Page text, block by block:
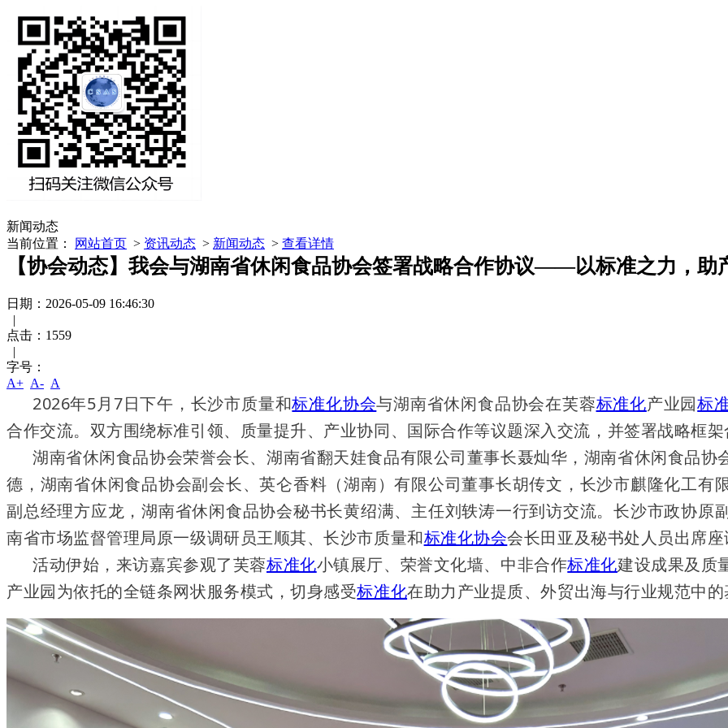
新闻动态
当前位置：
网站首页 > 资讯动态 > 新闻动态 > 查看详情
【协会动态】我会与湖南省休闲食品协会签署战略合作协议——以标准之力，助
日期：2026-05-09 16:46:30
|
点击： 1559
|
字号：
A+ A- A
2026年5月7日下午，长沙市质量和标准化协会与湖南省休闲食品协会在芙蓉标准化产业园标
合作交流。双方围绕标准引领、质量提升、产业协同、国际合作等议题深入交流，并签署战略框
湖南省休闲食品协会荣誉会长、湖南省翻天娃食品有限公司董事长聂灿华，湖南省休闲食品
德，湖南省休闲食品协会副会长、英仑香料（湖南）有限公司董事长胡传文，长沙市麒隆化工有
副总经理方应龙，湖南省休闲食品协会秘书长黄绍满、主任刘轶涛一行到访交流。长沙市政协原
南省市场监督管理局原一级调研员王顺其、长沙市质量和标准化协会会长田亚及秘书处人员出席
活动伊始，来访嘉宾参观了芙蓉标准化小镇展厅、荣誉文化墙、中非合作标准化建设成果及质
产业园为依托的全链条网状服务模式，切身感受标准化在助力产业提质、外贸出海与行业规范中